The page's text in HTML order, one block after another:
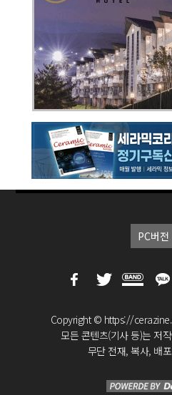
PC버전
Copyright © https://
모든 콘텐츠(기사 등)는 저
무단 전재, 복사, 배